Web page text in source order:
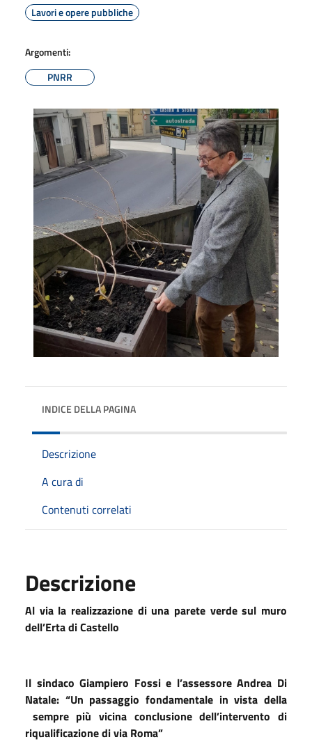
Lavori e opere pubbliche
Argomenti:
PNRR
INDICE DELLA PAGINA
Descrizione
A cura di
Contenuti correlati
Descrizione
Al via la realizzazione di una parete verde sul muro
dell’Erta di Castello
Il sindaco Giampiero Fossi e l’assessore Andrea Di
Natale: “Un passaggio fondamentale in vista della
sempre più vicina conclusione dell’intervento di
riqualificazione di via Roma”